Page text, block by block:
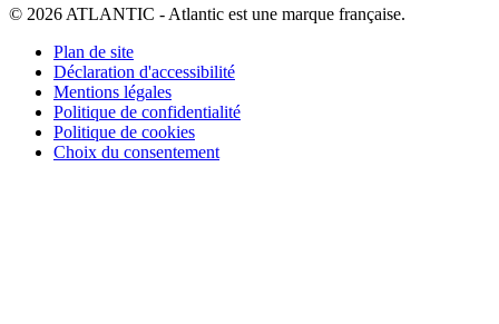
© 2026 ATLANTIC - Atlantic est une marque française.
Plan de site
Déclaration d'accessibilité
Mentions légales
Politique de confidentialité
Politique de cookies
Choix du consentement